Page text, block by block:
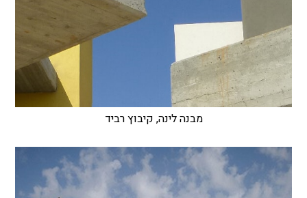
מבנה לינה, קיבוץ רביד